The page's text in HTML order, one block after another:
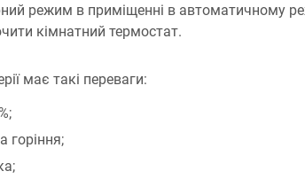
режим в приміщенні в автоматичному
кімнатний термостат.
має такі переваги:
горіння;